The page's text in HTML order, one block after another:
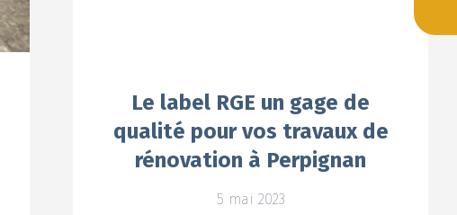
Le label RGE un gage de
qualité pour vos travaux de
rénovation à Perpignan
5 mai 2023